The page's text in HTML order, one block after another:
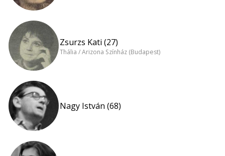
Zsurzs Kati (27)
Thália / Arizona Színház (Budapest)
Nagy István (68)